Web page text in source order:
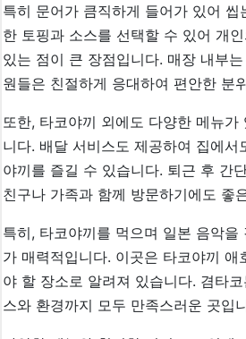
특히 문어가 큼직하게 들어가 있어
한 토핑과 소스를 선택할 수 있어 개
있는 점이 큰 장점입니다. 매장 내부
원들은 친절하게 응대하여 편안한 분
또한, 타코야끼 외에도 다양한 메뉴가
니다. 배달 서비스도 제공하여 집에서
야끼를 즐길 수 있습니다. 퇴근 후 간
친구나 가족과 함께 방문하기에도 좋
특히, 타코야끼를 먹으며 일본 음악을
가 매력적입니다. 이곳은 타코야끼 애
야 할 장소로 알려져 있습니다. 겸타
스와 환경까지 모두 만족스러운 곳입